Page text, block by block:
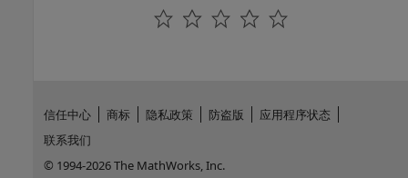
信任中心 商标 隐私政策 防盗版
应用程序状态
联系我们
© 1994-2026 The MathWorks, Inc.